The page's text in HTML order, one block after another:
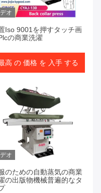
オ
Iso 9001を押すタッチ画
の商業洗濯
高 の 価格 を 入手 する
オ
のための自動蒸気の商業
の出版物機械普遍的なタ